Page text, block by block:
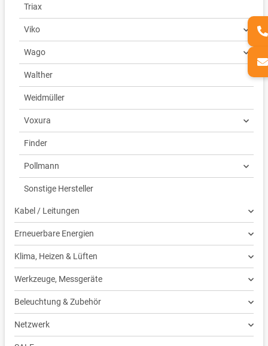
Triax
Viko
Wago
Walther
Weidmüller
Voxura
Finder
Pollmann
Sonstige Hersteller
Kabel / Leitungen
Erneuerbare Energien
Klima, Heizen & Lüften
Werkzeuge, Messgeräte
Beleuchtung & Zubehör
Netzwerk